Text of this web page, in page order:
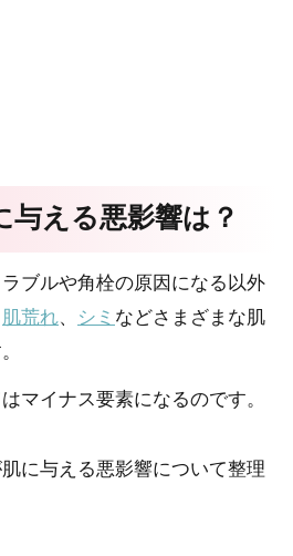
与える悪影響は？
ブルや角栓の原因になる以外
肌荒れ、 シミ などさまざまな肌
マイナス要素になるのです。
に与える悪影響について整理